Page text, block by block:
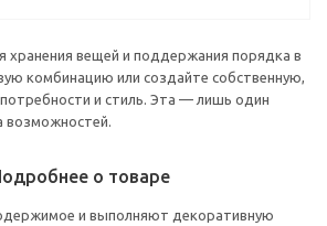
хранения вещей и поддержания порядка в
комбинацию или создайте собственную,
потребности и стиль. Эта — лишь один
возможностей.
о товаре
и выполняют декоративную